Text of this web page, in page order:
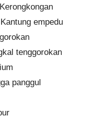
empedu
tenggorokan
panggul